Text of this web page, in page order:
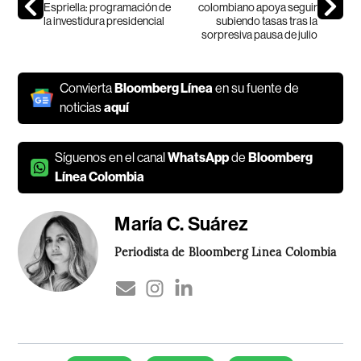
Espriella: programación de
la investidura presidencial
colombiano apoya seguir
subiendo tasas tras la
sorpresiva pausa de julio
ConviertaBloomberg Línea en su fuente de
noticiasaquí
Síguenos en el canalWhatsAppdeBloomberg
Línea Colombia
María C. Suárez
Periodista de Bloomberg Línea Colombia